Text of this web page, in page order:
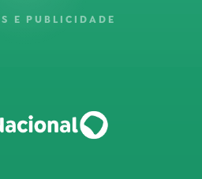
E PUBLICIDADE